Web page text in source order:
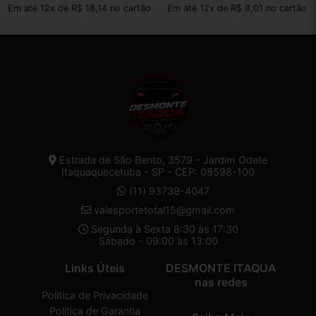
Em até 12x de R$ 18,14 no cartão Em até 12x de R$ 8,01 no cartão
Estrada de São Bento, 3579 - Jardim Odete
Itaquaquecetuba - SP - CEP: 08598-100
(11) 93739-4047
valesportetotal15@gmail.com
Segunda à Sexta 8:30 às 17:30
Sábado - 09:00 às 13:00
Links Úteis
Política de Privacidade
Política de Garantia
DESMONTE ITAQUA
nas redes